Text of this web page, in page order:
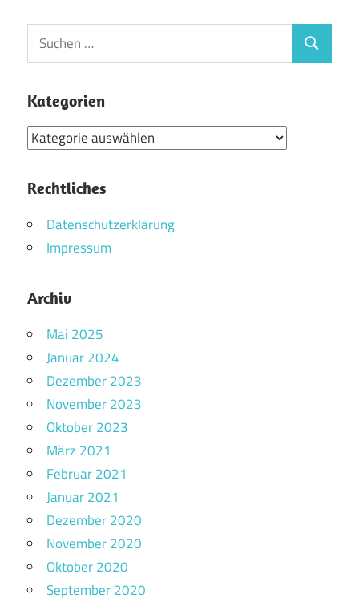
Suchen
nach:
Suchen
Kategorien
Kategorien
Rechtliches
Datenschutzerklärung
Impressum
Archiv
Mai 2025
Januar 2024
Dezember 2023
November 2023
Oktober 2023
März 2021
Februar 2021
Januar 2021
Dezember 2020
November 2020
Oktober 2020
September 2020